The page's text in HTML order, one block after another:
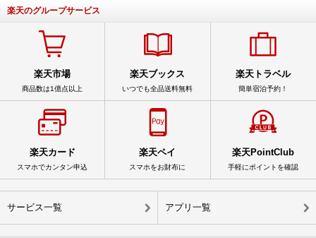
楽天のグループサービス
楽天市場
商品数は1億点以上
楽天ブックス
いつでも全品送料無料
楽天トラベル
簡単宿泊予約！
楽天カード
スマホでカンタン申込
楽天ペイ
スマホをお財布に
楽天PointClub
手軽にポイントを確認
サービス一覧 アプリ一覧